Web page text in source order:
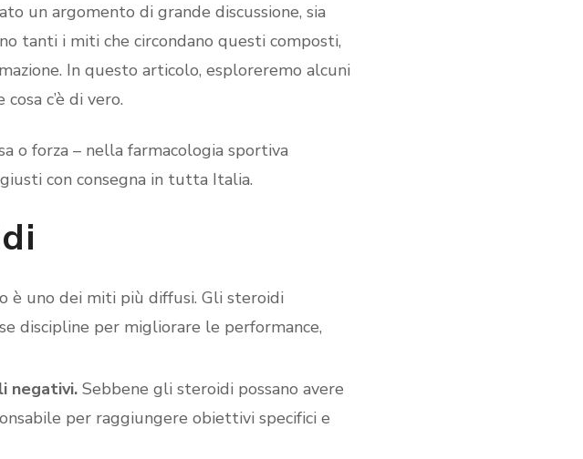
un argomento di grande discussione, sia
tanti i miti che circondano questi composti,
In questo articolo, esploreremo alcuni
c’è di vero.
o forza – nella farmacologia sportiva
con consegna in tutta Italia.
è uno dei miti più diffusi. Gli steroidi
discipline per migliorare le performance,
negativi. Sebbene gli steroidi possano avere
per raggiungere obiettivi specifici e